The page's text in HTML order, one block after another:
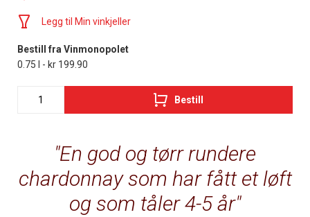
En god og tørr rundere
chardonnay som har fått et løft
og som tåler 4-5 år
Legg til Min vinkjeller
Bestill fra Vinmonopolet
0.75 l - kr 199.90
Bestill